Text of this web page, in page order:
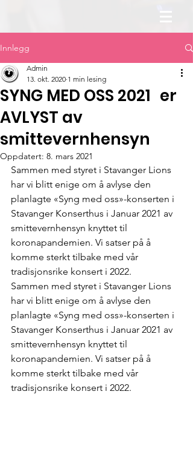
Innlegg
SYNG MED OSS 2021 er
AVLYST av
smittevernhensyn
Admin
13. okt. 2020 1 min lesing
Oppdatert: 8. mars 2021
Sammen med styret i Stavanger Lions
har vi blitt enige om å avlyse den
planlagte «Syng med oss»-konserten i
Stavanger Konserthus i Januar 2021 av
smittevernhensyn knyttet til
koronapandemien. Vi satser på å
komme sterkt tilbake med vår
tradisjonsrike konsert i 2022.
Sammen med styret i Stavanger Lions
har vi blitt enige om å avlyse den
planlagte «Syng med oss»-konserten i
Stavanger Konserthus i Januar 2021 av
smittevernhensyn knyttet til
koronapandemien. Vi satser på å
komme sterkt tilbake med vår
tradisjonsrike konsert i 2022.